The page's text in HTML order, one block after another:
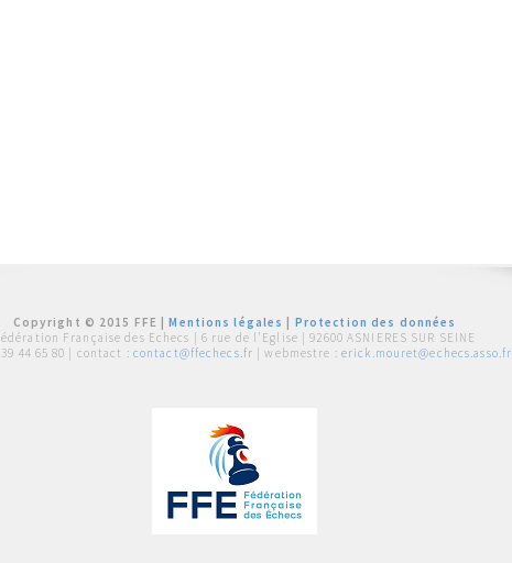
Copyright © 2015 FFE |Mentions légales
Protection des données
Française des Echecs | 6 rue de l'Eglise | 92600 ASNIERES SUR SEINE
44 65 80 | contact : contact@ffechecs.fr | webmestre : erick.mouret@echecs.asso.fr